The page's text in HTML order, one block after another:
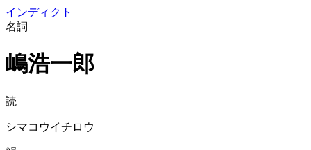
インディクト
名詞
嶋浩一郎
読
シマコウイチロウ